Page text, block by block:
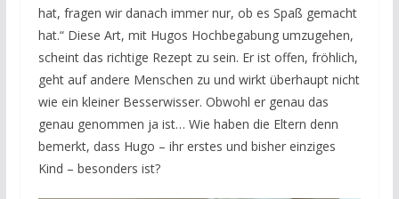
hat, fragen wir danach immer nur, ob es Spaß gemacht
hat.“ Diese Art, mit Hugos Hochbegabung umzugehen,
scheint das richtige Rezept zu sein. Er ist offen, fröhlich,
geht auf andere Menschen zu und wirkt überhaupt nicht
wie ein kleiner Besserwisser. Obwohl er genau das
genau genommen ja ist… Wie haben die Eltern denn
bemerkt, dass Hugo – ihr erstes und bisher einziges
Kind – besonders ist?